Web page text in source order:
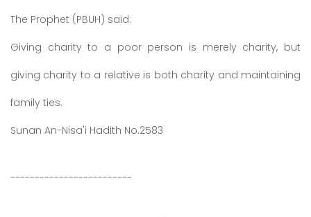
The Prophet (PBUH) said:
Giving charity to a poor person is merely charity, but
giving charity to a relative is both charity and maintaining
family ties.
Sunan An-Nisa'i Hadith No.2583
-------------------------